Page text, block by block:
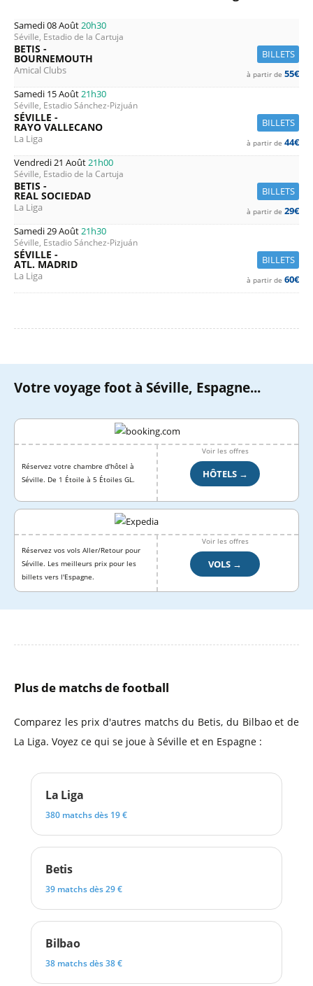
Samedi 08 Août20h30
Séville, Estadio de la Cartuja
BILLETS
BETIS -
BOURNEMOUTH
Amical Clubs à partir de 55€
Samedi 15 Août21h30
Séville, Estadio Sánchez-Pizjuán
BILLETS
SÉVILLE -
RAYO VALLECANO
La Liga à partir de 44€
Vendredi 21 Août21h00
Séville, Estadio de la Cartuja
BILLETS
BETIS -
REAL SOCIEDAD
La Liga à partir de 29€
Samedi 29 Août21h30
Séville, Estadio Sánchez-Pizjuán
BILLETS
SÉVILLE -
ATL. MADRID
La Liga à partir de 60€
Votre voyage foot à Séville, Espagne...
Réservez votre chambre d'hôtel à
Séville. De 1 Étoile à 5 Étoiles GL.
Voir les offres
HÔTELS →
Réservez vos vols Aller/Retour pour
Séville. Les meilleurs prix pour les
billets vers l'Espagne.
Voir les offres
VOLS →
Plus de matchs de football
Comparez les prix d'autres matchs du Betis, du Bilbao et de
La Liga. Voyez ce qui se joue à Séville et en Espagne :
La Liga
380 matchs dès 19 €
Betis
39 matchs dès 29 €
Bilbao
38 matchs dès 38 €